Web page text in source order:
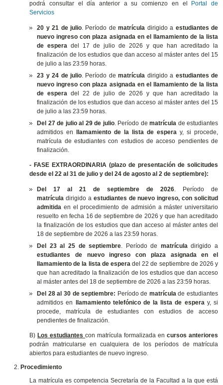
podrá consultar el día anterior a su comienzo en el Portal de
Servicios
20 y 21 de julio. Período dematrícula dirigido a estudiantes de
nuevo ingreso con plaza asignada en el llamamiento de la lista
de esperadel 17 de julio de 2026 y que han acreditado la
finalización de los estudios que dan acceso al máster antes del 15
de julio a las 23:59 horas.
23 y 24 de julio. Período dematrícula dirigido a estudiantes de
nuevo ingreso con plaza asignada en el llamamiento de la lista
de esperadel 22 de julio de 2026 y que han acreditado la
finalización de los estudios que dan acceso al máster antes del 15
de julio a las 23:59 horas.
Del 27 de julio al 29 de julio. Período dematrícula de estudiantes
admitidos en llamamiento de la lista de espera y, si procede,
matrícula de estudiantes con estudios de acceso pendientes de
finalización.
- FASE EXTRAORDINARIA (plazo de presentación de solicitudes
desde el 22 al 31 de julio y del 24 de agosto al 2 de septiembre):
Del 17 al 21 de septiembre de 2026 . Período de
matrículadirigido a estudiantes de nuevo ingreso, con solicitud
admitida en el procedimiento de admisión a máster universitario
resuelto en fecha 16 de septiembre de 2026 y que han acreditado
la finalización de los estudios que dan acceso al máster antes del
18 de septiembre de 2026 a las 23:59 horas.
Del 23 al 25 de septiembre . Período de matrículadirigido a
estudiantes de nuevo ingreso con plaza asignada en el
llamamiento de la lista de esperadel 22 de septiembre de 2026 y
que han acreditado la finalización de los estudios que dan acceso
al máster antes del 18 de septiembre de 2026 a las 23:59 horas.
Del 28 al 30 de septiembre: Período de matrículade estudiantes
admitidos en llamamiento telefónico de la lista de espera y, si
procede, matrícula de estudiantes con estudios de acceso
pendientes de finalización.
B)Los estudiantescon matrícula formalizada encursos anteriores
podrán matricularse en cualquiera de los períodos de matrícula
abiertos para estudiantes de nuevo ingreso.
Procedimiento
La matrícula es competencia Secretaría de la Facultad a la que está